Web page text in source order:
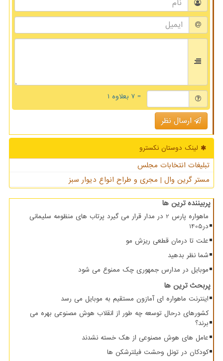
= ۷ بعلاوه ۱
ارسال نظر
لینک دوستان نكسترو
تبلیغات انتخابات مجلس
مستر گرین وال | مجری و طراح انواع دیوار سبز
پربیننده ترین ها
ماهواره پارس 2 در مدار قرار می گیرد پرتاب های منظومه سلیمانی
در1405
علت تا درمان قطعی ریزش مو
شما نظر بدهید
موبایل در مدارس جمهوری چک ممنوع می شود
پربحث ترین ها
اینترنت ماهواره ای آمازون مستقیم به موبایل می رسد
کشورهای درحال توسعه چه طور از انقلاب هوش مصنوعی بهره می
برند؟
عامل های هوش مصنوعی از هک خسته نشدند
کودکان در تونل وحشت فیلترشکن ها